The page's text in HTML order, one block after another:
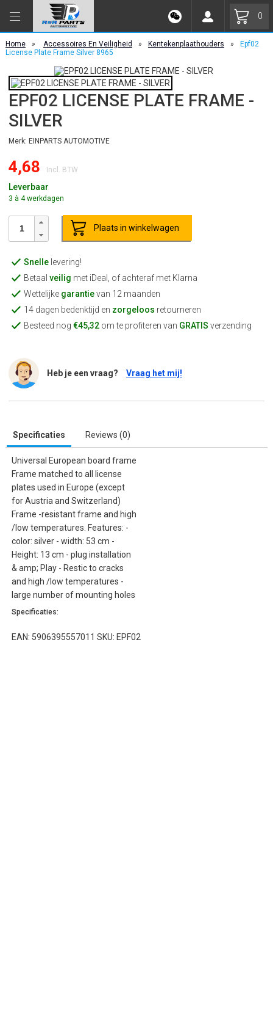
0
Home » Accessoires En Veiligheid » Kentekenplaathouders »
Epf02
License Plate Frame Silver 8965
EPF02 LICENSE PLATE FRAME -
SILVER
Merk: EINPARTS AUTOMOTIVE
4,68 Incl. BTW
Leverbaar
3 à 4 werkdagen
Plaats in winkelwagen
Snellelevering!
Betaal veilig met iDeal, of achteraf met Klarna
Wettelijke garantievan 12 maanden
14 dagen bedenktijd en zorgeloos retourneren
Besteed nog €45,32om te profiteren van GRATIS verzending
Heb je een vraag? Vraag het mij!
Specificaties Reviews (0)
Universal European board frame
Frame matched to all license
plates used in Europe (except
for Austria and Switzerland)
Frame -resistant frame and high
/low temperatures. Features: -
color: silver - width: 53 cm -
Height: 13 cm - plug installation
& amp; Play - Restic to cracks
and high /low temperatures -
large number of mounting holes
Specificaties:
EAN: 5906395557011 SKU: EPF02